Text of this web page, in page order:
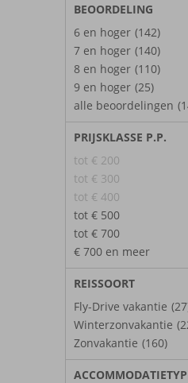
BEOORDELING
6 en hoger (142)
7 en hoger (140)
8 en hoger (110)
9 en hoger (25)
alle beoordelingen
PRIJSKLASSE P.P.
tot € 200
tot € 300
tot € 400
tot € 500
tot € 700
€ 700 en meer
REISSOORT
Fly-Drive vakantie
Winterzonvakantie
Zonvakantie (160)